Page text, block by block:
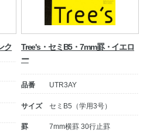
ク
Tree's・セミB5・7mm罫・イエロ
ー
品番 UTR3AY
サイズ セミB5（学用3号）
罫 7mm横罫 30行止罫